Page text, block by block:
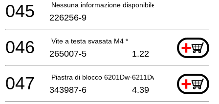
Nessuna informazione disponibile, non ordinabile
045 226256-9
Vite a testa svasata M4 * +
046 265007-5 1.22
Piastra di blocco 6201Dw-6211Dw-6* +
047 343987-6 4.39